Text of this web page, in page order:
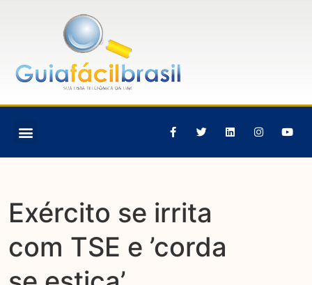
Exército se irrita
com TSE e ’corda